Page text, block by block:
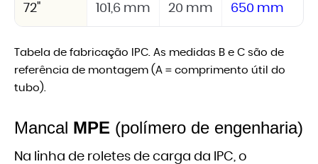
72" 101,6 mm 20 mm 650 mm
Tabela de fabricação IPC. As medidas B e C são de
referência de montagem (A = comprimento útil do
tubo).
Mancal MPE (polímero de engenharia)
Na linha de roletes de carga da IPC, o